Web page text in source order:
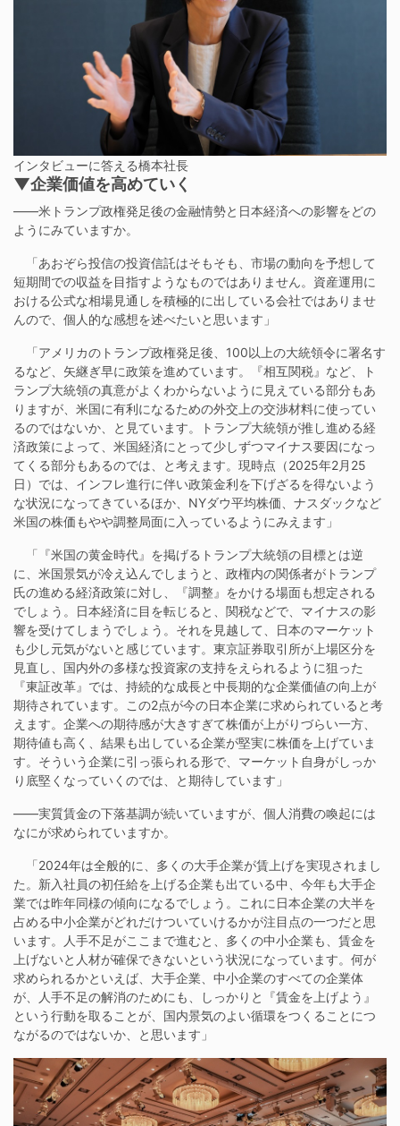
インタビューに答える橋本社長
▼企業価値を高めていく
——米トランプ政権発足後の金融情勢と日本経済への影響をどの
ようにみていますか。
「あおぞら投信の投資信託はそもそも、市場の動向を予想して
短期間での収益を目指すようなものではありません。資産運用に
おける公式な相場見通しを積極的に出している会社ではありませ
んので、個人的な感想を述べたいと思います」
「アメリカのトランプ政権発足後、100以上の大統領令に署名す
るなど、矢継ぎ早に政策を進めています。『相互関税』など、ト
ランプ大統領の真意がよくわからないように見えている部分もあ
りますが、米国に有利になるための外交上の交渉材料に使ってい
るのではないか、と見ています。トランプ大統領が推し進める経
済政策によって、米国経済にとって少しずつマイナス要因になっ
てくる部分もあるのでは、と考えます。現時点（2025年2月25
日）では、インフレ進行に伴い政策金利を下げざるを得ないよう
な状況になってきているほか、NYダウ平均株価、ナスダックなど
米国の株価もやや調整局面に入っているようにみえます」
「『米国の黄金時代』を掲げるトランプ大統領の目標とは逆
に、米国景気が冷え込んでしまうと、政権内の関係者がトランプ
氏の進める経済政策に対し、『調整』をかける場面も想定される
でしょう。日本経済に目を転じると、関税などで、マイナスの影
響を受けてしまうでしょう。それを見越して、日本のマーケット
も少し元気がないと感じています。東京証券取引所が上場区分を
見直し、国内外の多様な投資家の支持をえられるように狙った
『東証改革』では、持続的な成長と中長期的な企業価値の向上が
期待されています。この2点が今の日本企業に求められていると考
えます。企業への期待感が大きすぎて株価が上がりづらい一方、
期待値も高く、結果も出している企業が堅実に株価を上げていま
す。そういう企業に引っ張られる形で、マーケット自身がしっか
り底堅くなっていくのでは、と期待しています」
——実質賃金の下落基調が続いていますが、個人消費の喚起には
なにが求められていますか。
「2024年は全般的に、多くの大手企業が賃上げを実現されまし
た。新入社員の初任給を上げる企業も出ている中、今年も大手企
業では昨年同様の傾向になるでしょう。これに日本企業の大半を
占める中小企業がどれだけついていけるかが注目点の一つだと思
います。人手不足がここまで進むと、多くの中小企業も、賃金を
上げないと人材が確保できないという状況になっています。何が
求められるかといえば、大手企業、中小企業のすべての企業体
が、人手不足の解消のためにも、しっかりと『賃金を上げよう』
という行動を取ることが、国内景気のよい循環をつくることにつ
ながるのではないか、と思います」